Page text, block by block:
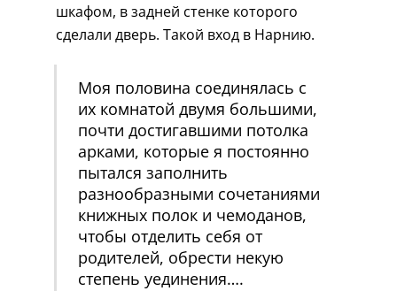
шкафом, в задней стенке которого
сделали дверь. Такой вход в Нарнию.
Моя половина соединялась с
их комнатой двумя большими,
почти достигавшими потолка
арками, которые я постоянно
пытался заполнить
разнообразными сочетаниями
книжных полок и чемоданов,
чтобы отделить себя от
родителей, обрести некую
степень уединения….